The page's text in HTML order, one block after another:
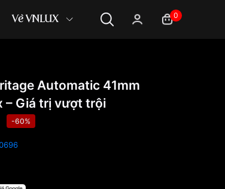
Về VNLUX 0
Automatic 41mm
– Giá trị vượt trội
-60%